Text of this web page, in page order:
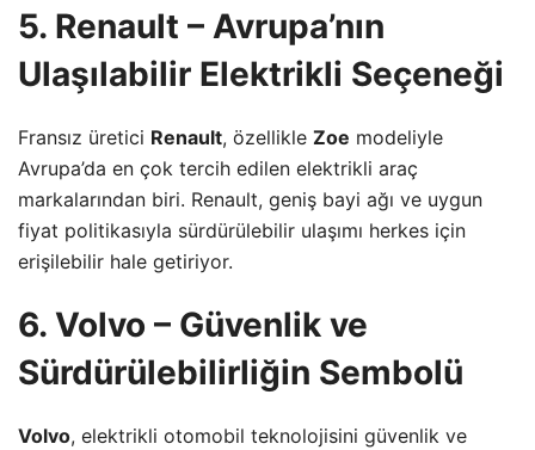
5. Renault – Avrupa’nın
Ulaşılabilir Elektrikli Seçeneği
Fransız üretici Renault, özellikle Zoe modeliyle
Avrupa’da en çok tercih edilen elektrikli araç
markalarından biri. Renault, geniş bayi ağı ve uygun
fiyat politikasıyla sürdürülebilir ulaşımı herkes için
erişilebilir hale getiriyor.
6. Volvo – Güvenlik ve
Sürdürülebilirliğin Sembolü
Volvo, elektrikli otomobil teknolojisini güvenlik ve